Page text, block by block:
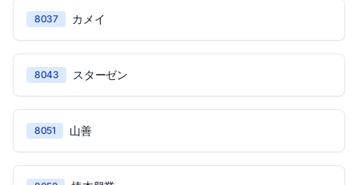
8037 カメイ
8043 スターゼン
8051 山善